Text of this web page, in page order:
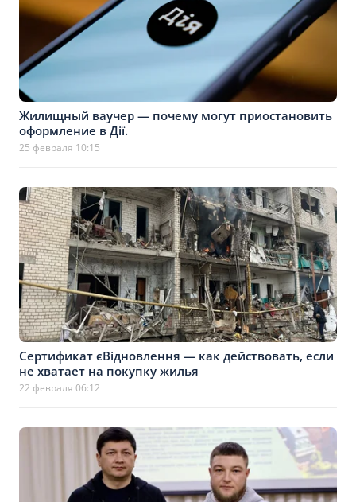
Жилищный ваучер — почему могут приостановить
оформление в Дії.
25 февраля 10:15
Сертификат єВідновлення — как действовать, если
не хватает на покупку жилья
22 февраля 06:12